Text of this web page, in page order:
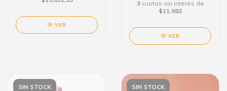
VER
3 cuotas sin interés de
$11.982
VER
SIN STOCK SIN STOCK